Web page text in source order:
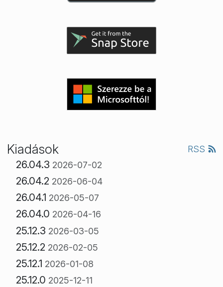
Kiadások RSS
26.04.3 2026-07-02
26.04.2 2026-06-04
26.04.1 2026-05-07
26.04.0 2026-04-16
25.12.3 2026-03-05
25.12.2 2026-02-05
25.12.1 2026-01-08
25.12.0 2025-12-11